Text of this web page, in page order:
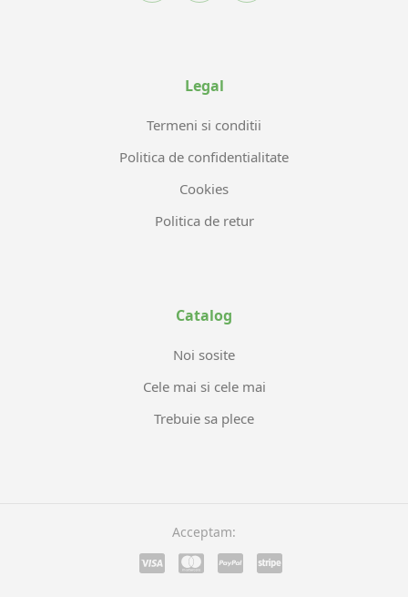
Legal
Termeni si conditii
Politica de confidentialitate
Cookies
Politica de retur
Catalog
Noi sosite
Cele mai si cele mai
Trebuie sa plece
Acceptam: